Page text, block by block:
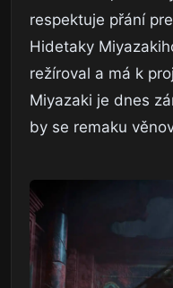
respektuje přání
Hidetaky
režíroval a má k
Miyazaki je dnes
by se remaku